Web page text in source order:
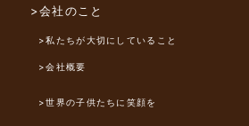
>会社のこと
>私たちが大切にしていること
>会社概要
>世界の子供たちに笑顔を